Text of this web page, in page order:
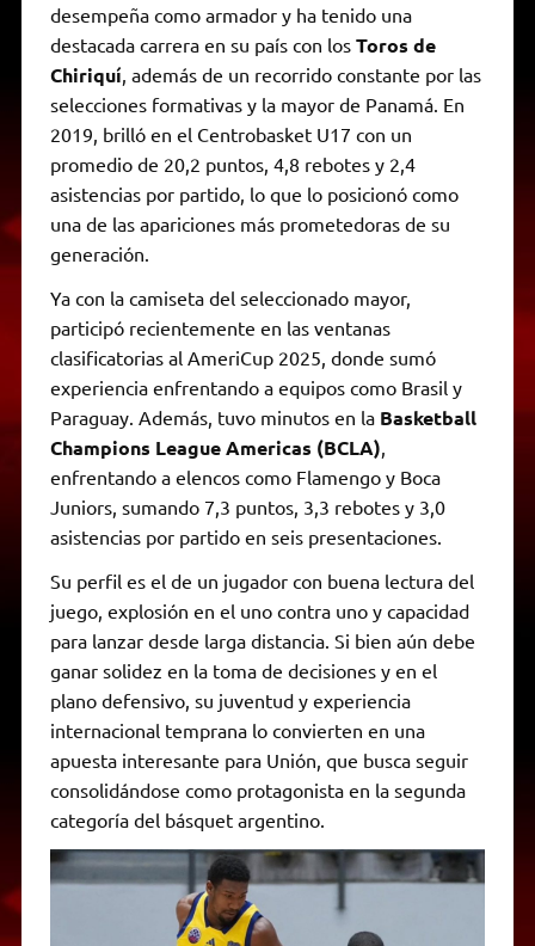
desempeña como armador y ha tenido una
destacada carrera en su país con los Toros de
Chiriquí , además de un recorrido constante por las
selecciones formativas y la mayor de Panamá. En
2019, brilló en el Centrobasket U17 con un
promedio de 20,2 puntos, 4,8 rebotes y 2,4
asistencias por partido, lo que lo posicionó como
una de las apariciones más prometedoras de su
generación.
Ya con la camiseta del seleccionado mayor,
participó recientemente en las ventanas
clasificatorias al AmeriCup 2025, donde sumó
experiencia enfrentando a equipos como Brasil y
Paraguay. Además, tuvo minutos en la Basketball
Champions League Americas (BCLA)
enfrentando a elencos como Flamengo y Boca
Juniors, sumando 7,3 puntos, 3,3 rebotes y 3,0
asistencias por partido en seis presentaciones.
Su perfil es el de un jugador con buena lectura del
juego, explosión en el uno contra uno y capacidad
para lanzar desde larga distancia. Si bien aún debe
ganar solidez en la toma de decisiones y en el
plano defensivo, su juventud y experiencia
internacional temprana lo convierten en una
apuesta interesante para Unión, que busca seguir
consolidándose como protagonista en la segunda
categoría del básquet argentino.